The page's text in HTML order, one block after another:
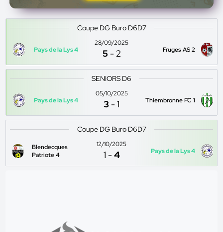
Coupe DG Buro D6D7
Pays de la Lys 4
28/09/2025
5 -2 Fruges AS 2
SENIORS D6
Pays de la Lys 4
05/10/2025
3 -1 Thiembronne FC 1
Coupe DG Buro D6D7
Blendecques
Patriote 4
12/10/2025
1 -4 Pays de la Lys 4